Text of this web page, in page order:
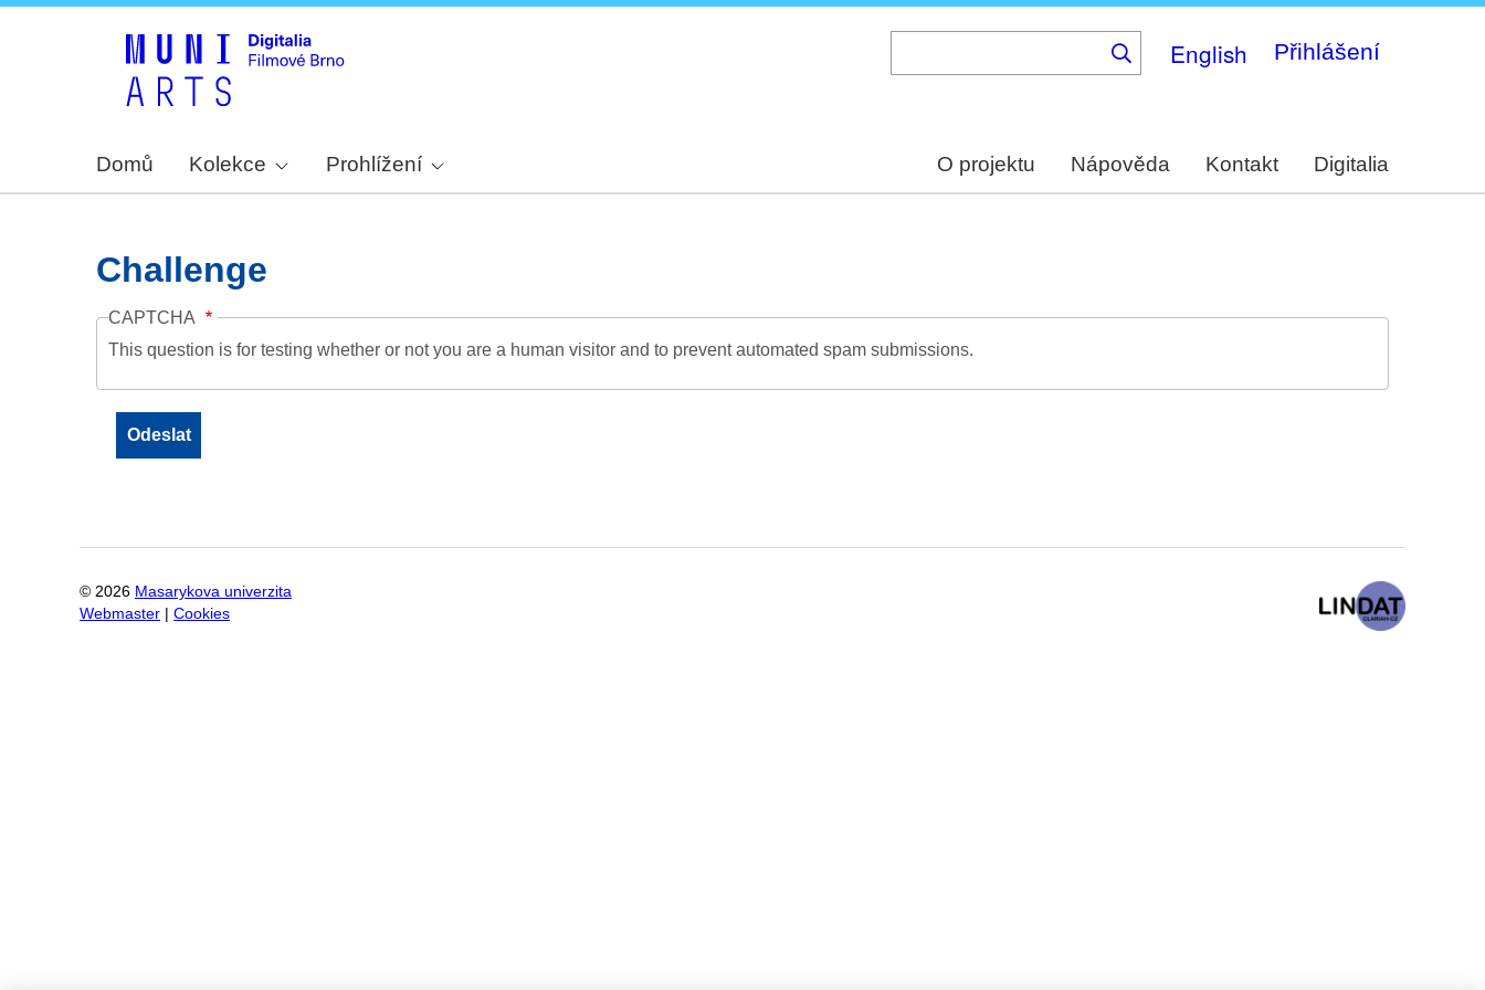
English Přihlášení
Domů Kolekce Prohlížení O projektu Nápověda Kontakt Digitalia
Challenge
CAPTCHA
This question is for testing whether or not you are a human visitor and to prevent automated spam submissions.
© 2026 Masarykova univerzita
Webmaster
Cookies